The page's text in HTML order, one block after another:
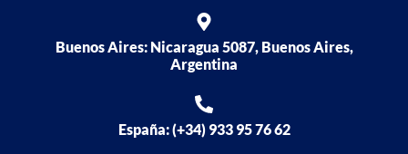
Buenos Aires: Nicaragua 5087, Buenos Aires,
Argentina
España: (+34) 933 95 76 62